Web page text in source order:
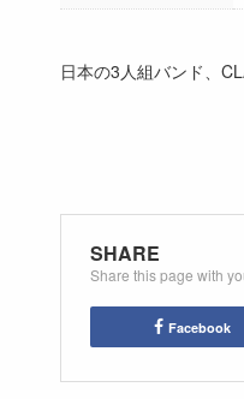
日本の3人組バンド、
SHARE
Share this page with
Facebook